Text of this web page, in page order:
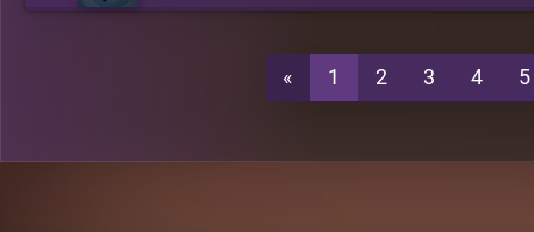
« 1 2 3 4 5